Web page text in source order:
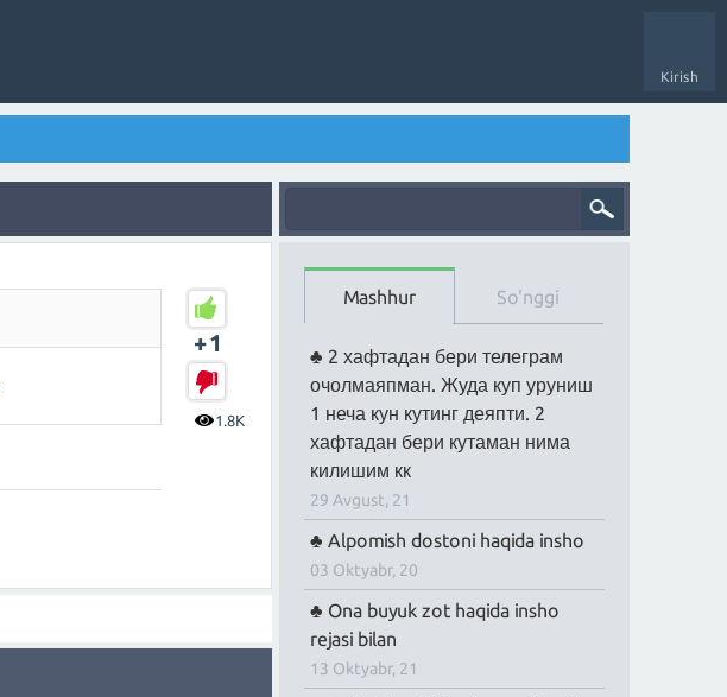
Kirish
+1
1.8K
Mashhur So'nggi
2 хафтадан бери телеграм
очолмаяпман. Жуда куп уруниш
1 неча кун кутинг деяпти. 2
хафтадан бери кутаман нима
килишим кк
29 Avgust, 21
Alpomish dostoni haqida insho
03 Oktyabr, 20
Ona buyuk zot haqida insho
rejasi bilan
13 Oktyabr, 21